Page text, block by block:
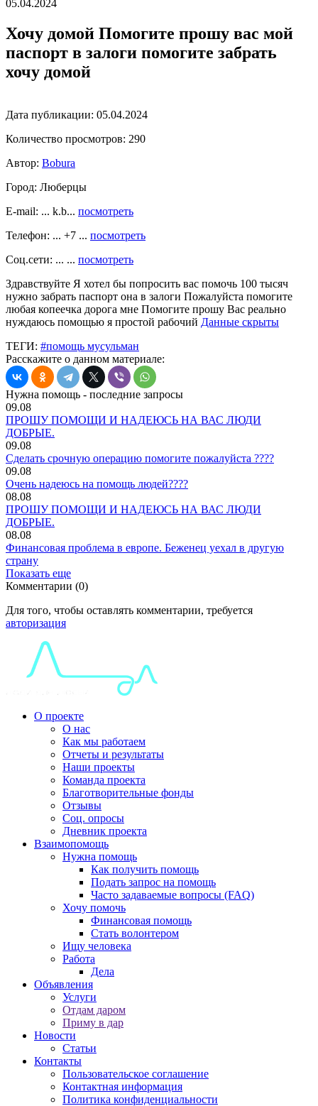
05.04.2024
Хочу домой Помогите прошу вас мой
паспорт в залоги помогите забрать
хочу домой
Дата публикации: 05.04.2024
Количество просмотров: 290
Автор: Bobura
Город: Люберцы
E-mail: ... k.b... посмотреть
Телефон: ... +7 ... посмотреть
Соц.сети: ... ... посмотреть
Здравствуйте Я хотел бы попросить вас помочь 100 тысяч
нужно забрать паспорт она в залоги Пожалуйста помогите
любая копеечка дорога мне Помогите прошу Вас реально
нуждаюсь помощью я простой рабочий Данные скрыты
ТЕГИ: #помощь мусульман
Расскажите о данном материале:
Нужна помощь - последние запросы
09.08
ПРОШУ ПОМОЩИ И НАДЕЮСЬ НА ВАС ЛЮДИ
ДОБРЫЕ.
09.08
Сделать срочную операцию помогите пожалуйста ????
09.08
Очень надеюсь на помощь людей????
08.08
ПРОШУ ПОМОЩИ И НАДЕЮСЬ НА ВАС ЛЮДИ
ДОБРЫЕ.
08.08
Финансовая проблема в европе. Беженец уехал в другую
страну
Показать еще
Комментарии (0)
Для того, чтобы оставлять комментарии, требуется
авторизация
О проекте
О нас
Как мы работаем
Отчеты и результаты
Наши проекты
Команда проекта
Благотворительные фонды
Отзывы
Соц. опросы
Дневник проекта
Взаимопомощь
Нужна помощь
Как получить помощь
Подать запрос на помощь
Часто задаваемые вопросы (FAQ)
Хочу помочь
Финансовая помощь
Стать волонтером
Ищу человека
Работа
Дела
Объявления
Услуги
Отдам даром
Приму в дар
Новости
Статьи
Контакты
Пользовательское соглашение
Контактная информация
Политика конфиденциальности